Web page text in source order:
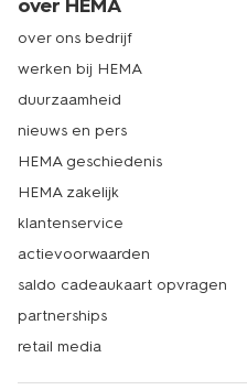
over HEMA
over ons bedrijf
werken bij HEMA
duurzaamheid
nieuws en pers
HEMA geschiedenis
HEMA zakelijk
klantenservice
actievoorwaarden
saldo cadeaukaart opvragen
partnerships
retail media